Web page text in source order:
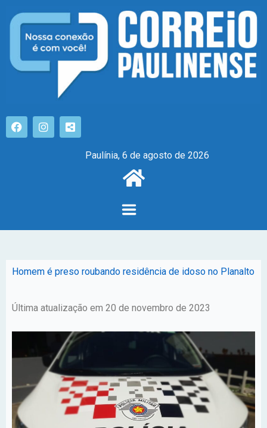
Paulínia, 6 de agosto de 2026
Homem é preso roubando residência de idoso no Planalto
Última atualização em 20 de novembro de 2023